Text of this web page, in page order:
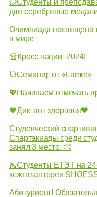
💥Студенты и
две серебряные
Олимпиада посвящена
в мире
🏆Кросс нации -2024!
💥Семинар от «Lamel»
💖Начинаем отмечать
🧡Диктант здоровья🧡
Студенческий
Спартакиады среди
занял 3 место. 👏
👠Студенты ЕТЭТ на
кожгалантереи
Абитуриент!